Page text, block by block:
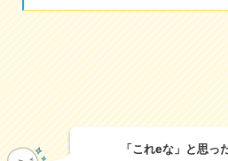
「これeな」と思っ